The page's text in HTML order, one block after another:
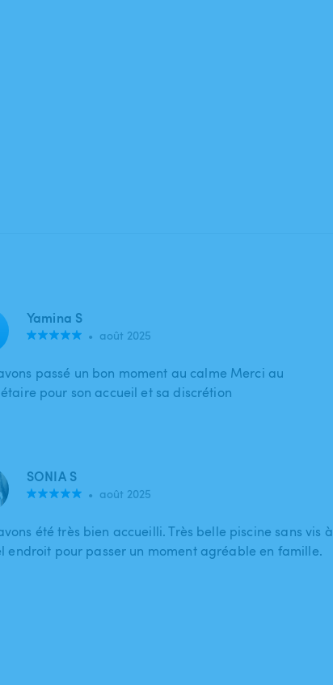
Yamina S
• août 2025
passé un bon moment au calme Merci au
pour son accueil et sa discrétion
SONIA S
• août 2025
été très bien accueilli. Très belle piscine sans vis à
endroit pour passer un moment agréable en famille.